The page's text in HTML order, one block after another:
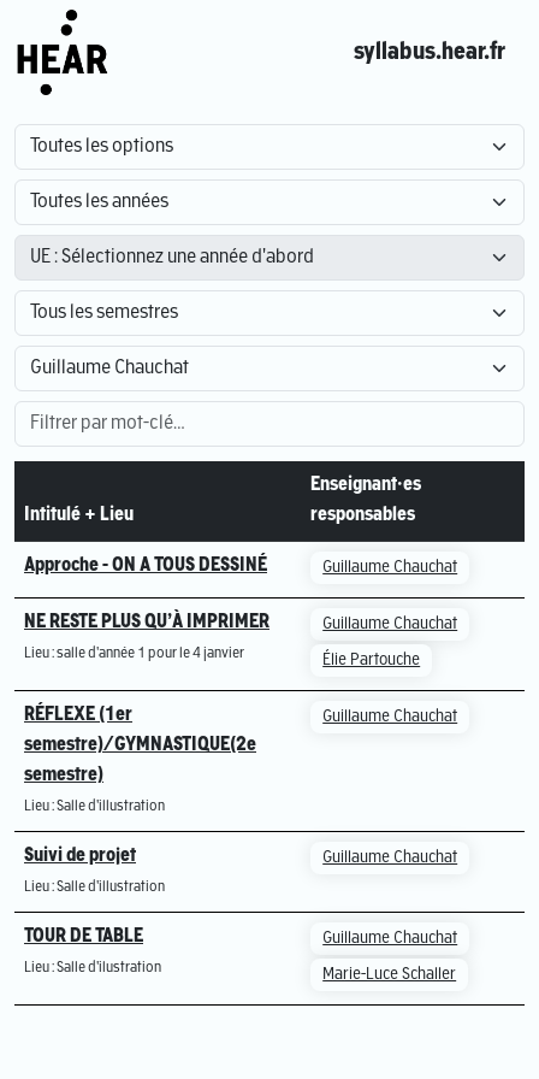
syllabus.hear.fr
Intitulé + Lieu
Enseignant·es
responsables
Approche - ON A TOUS DESSINÉ Guillaume Chauchat
NE RESTE PLUS QU’À IMPRIMER
Lieu : salle d'année 1 pour le 4 janvier
Guillaume Chauchat
Élie Partouche
RÉFLEXE (1er
semestre)/GYMNASTIQUE(2e
semestre)
Lieu : Salle d'illustration
Guillaume Chauchat
Suivi de projet
Lieu : Salle d'illustration
Guillaume Chauchat
TOUR DE TABLE
Lieu : Salle d'ilustration
Guillaume Chauchat
Marie-Luce Schaller